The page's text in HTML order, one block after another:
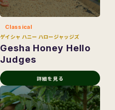
Classical
ゲイシャ ハニー ハロージャッジズ
Gesha Honey Hello
Judges
詳細を見る